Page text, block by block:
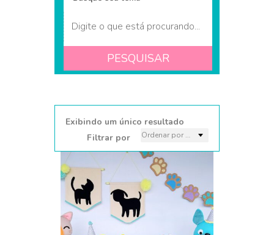
PESQUISAR
Exibindo um único resultado
Filtrar por